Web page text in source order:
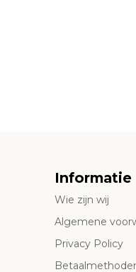
Informatie
Wie zijn wij
Algemene
Privacy Policy